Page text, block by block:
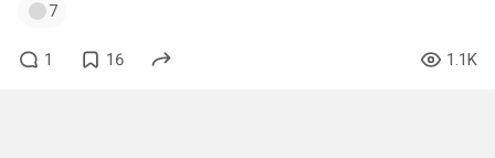
7
1 16 1.1K